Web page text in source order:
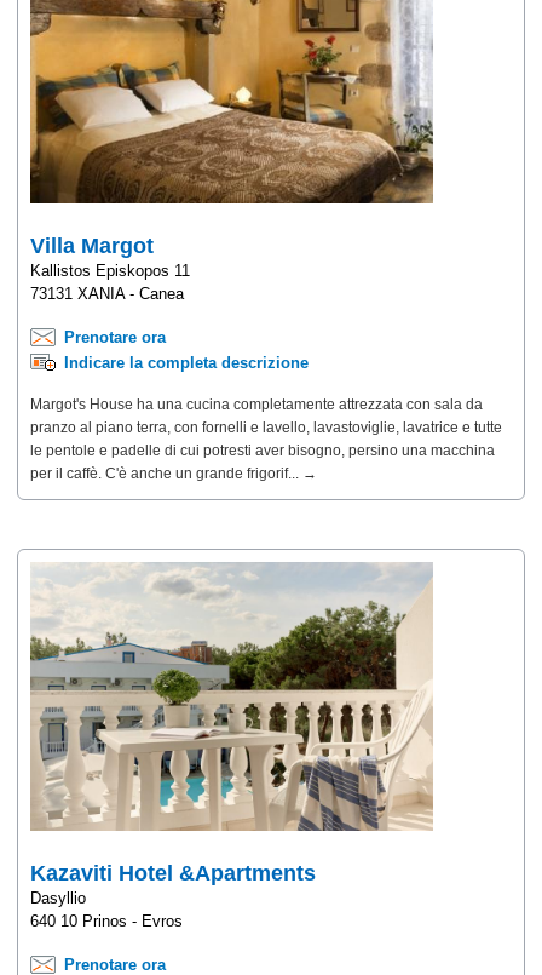
Villa Margot
Kallistos Episkopos 11
73131 ΧΑΝΙΑ - Canea
Prenotare ora
Indicare la completa descrizione
Margot's House ha una cucina completamente attrezzata con sala da
pranzo al piano terra, con fornelli e lavello, lavastoviglie, lavatrice e tutte
le pentole e padelle di cui potresti aver bisogno, persino una macchina
per il caffè. C'è anche un grande frigorif... →
Kazaviti Hotel &Apartments
Dasyllio
640 10 Prinos - Evros
Prenotare ora